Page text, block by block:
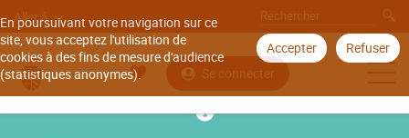
En poursuivant votre navigation sur ce
site, vous acceptez l'utilisation de
cookies à des fins de mesure d'audience
(statistiques anonymes).
Accepter Refuser
Aller à
Se connecter